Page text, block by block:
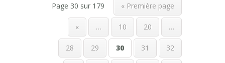
Page 30 sur 179 « Première page
« … 10 20 …
28 29 30 31 32